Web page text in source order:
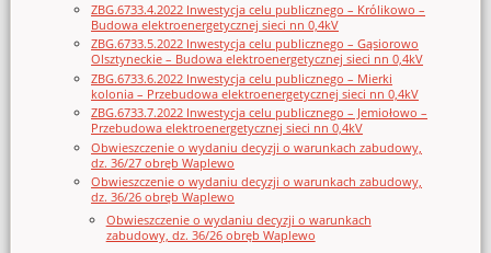
ZBG.6733.4.2022 Inwestycja celu publicznego – Królikowo –
Budowa elektroenergetycznej sieci nn 0,4kV
ZBG.6733.5.2022 Inwestycja celu publicznego – Gąsiorowo
Olsztyneckie – Budowa elektroenergetycznej sieci nn 0,4kV
ZBG.6733.6.2022 Inwestycja celu publicznego – Mierki
kolonia – Przebudowa elektroenergetycznej sieci nn 0,4kV
ZBG.6733.7.2022 Inwestycja celu publicznego – Jemiołowo –
Przebudowa elektroenergetycznej sieci nn 0,4kV
Obwieszczenie o wydaniu decyzji o warunkach zabudowy,
dz. 36/27 obręb Waplewo
Obwieszczenie o wydaniu decyzji o warunkach zabudowy,
dz. 36/26 obręb Waplewo
Obwieszczenie o wydaniu decyzji o warunkach
zabudowy, dz. 36/26 obręb Waplewo